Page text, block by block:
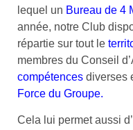
lequel un Bureau de 4
année, notre Club
répartie sur tout le
membres du Conseil
compétences diverses
Force du Groupe.
Cela lui permet aussi